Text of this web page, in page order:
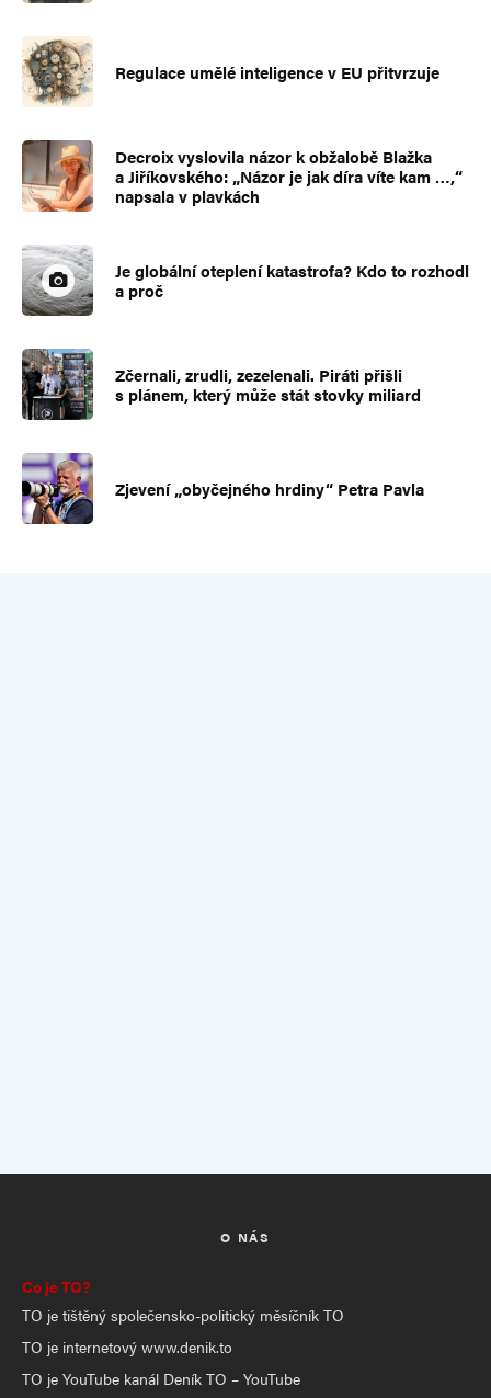
Regulace umělé inteligence v EU přitvrzuje
Decroix vyslovila názor k obžalobě Blažka
a Jiříkovského: „Názor je jak díra víte kam …,“
napsala v plavkách
Je globální oteplení katastrofa? Kdo to rozhodl
a proč
Zčernali, zrudli, zezelenali. Piráti přišli
s plánem, který může stát stovky miliard
Zjevení „obyčejného hrdiny“ Petra Pavla
O NÁS
Co je TO?
TO je tištěný společensko-politický měsíčník TO
TO je internetový www.denik.to
TO je YouTube kanál Deník TO – YouTube